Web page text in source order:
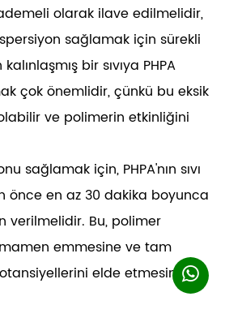
kademeli olarak ilave edilmelidir,
sağlamak için sürekli
bir sıvıya PHPA
çok önemlidir, çünkü bu eksik
ve polimerin etkinliğini
sağlamak için, PHPA'nın sıvı
önce en az 30 dakika boyunca
verilmelidir. Bu, polimer
emmesine ve tam
elde etmesine izin